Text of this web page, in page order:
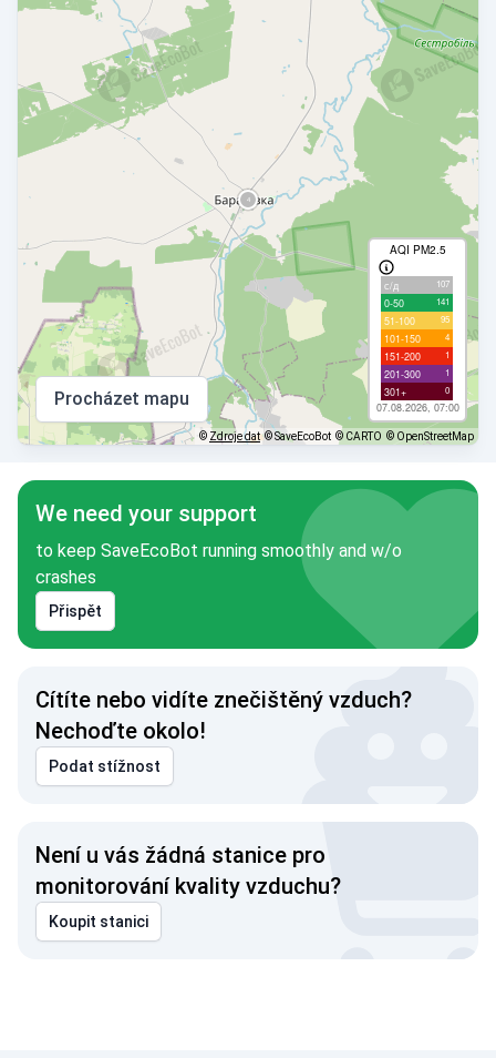
AQI PM2.5
с/д 107
0-50 141
51-100 95
101-150 4
151-200 1
201-300 1
301+ 0
07.08.2026, 07:00
Procházet mapu
© Zdroje dat © SaveEcoBot © CARTO © OpenStreetMap
We need your support
to keep SaveEcoBot running smoothly and w/o
crashes
Přispět
Cítíte nebo vidíte znečištěný vzduch?
Nechoďte okolo!
Podat stížnost
Není u vás žádná stanice pro
monitorování kvality vzduchu?
Koupit stanici